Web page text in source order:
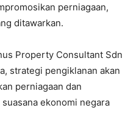
perniagaan,
ditawarkan.
Property Consultant Sdn
strategi pengiklanan akan
perniagaan dan
ekonomi negara